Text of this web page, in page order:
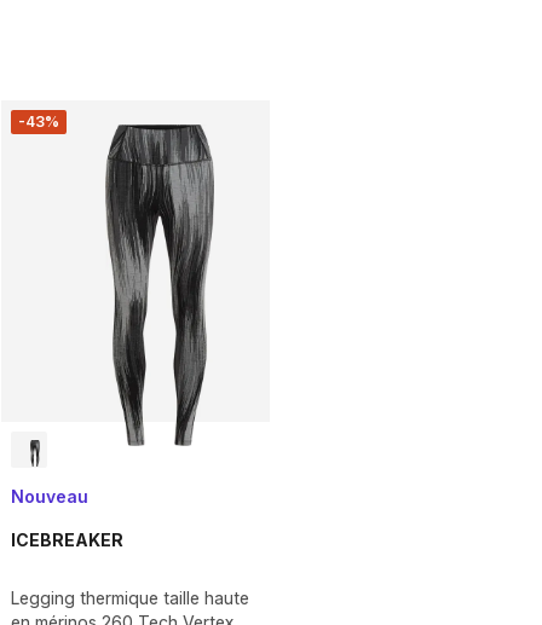
-43%
Nouveau
ICEBREAKER
Legging thermique taille haute